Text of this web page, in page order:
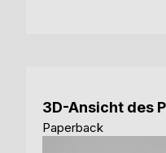
3D-Ansicht des
Paperback